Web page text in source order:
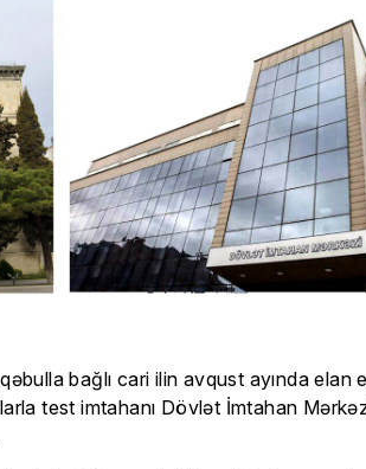
bağlı cari ilin avqust ayında
test imtahanı Dövlət İmtahan